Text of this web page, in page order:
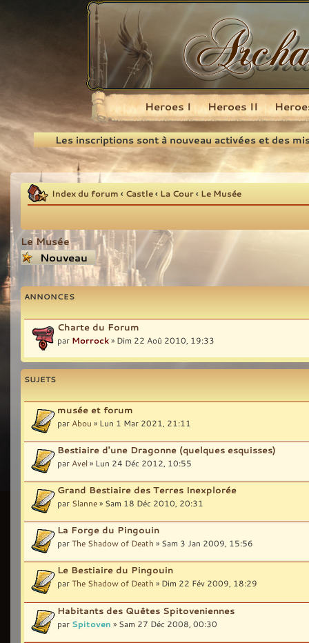
Recherche
Heroes I Heroes II
Les inscriptions sont à nouveau activées et des
Index du forum ‹ Castle‹ La Cour‹ Le Musée
Le Musée
Écrire un nouveau
sujet
ANNONCES
Charte du Forum
par Morrock» Dim 22 Aoû 2010, 19:33
SUJETS
musée et forum
par Abou » Lun 1 Mar 2021, 21:11
Bestiaire d'une Dragonne (quelques esquisses)
par Avel» Lun 24 Déc 2012, 10:55
Grand Bestiaire des Terres Inexplorée
par Slanne» Sam 18 Déc 2010, 20:31
La Forge du Pingouin
parThe Shadow of Death » Sam 3 Jan 2009, 15:56
Le Bestiaire du Pingouin
parThe Shadow of Death » Dim 22 Fév 2009, 18:29
Habitants des Quêtes Spitoveniennes
par Spitoven » Sam 27 Déc 2008, 00:30